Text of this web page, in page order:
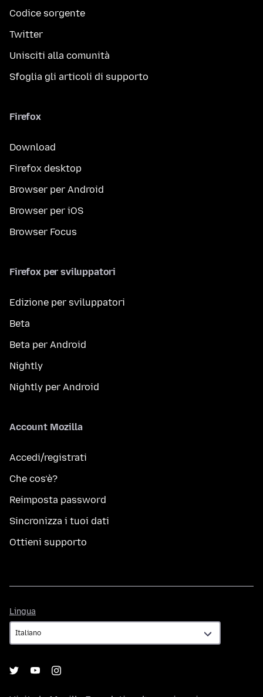
Codice sorgente
Twitter
Unisciti alla comunità
Sfoglia gli articoli di supporto
Firefox
Download
Firefox desktop
Browser per Android
Browser per iOS
Browser Focus
Firefox per sviluppatori
Edizione per sviluppatori
Beta
Beta per Android
Nightly
Nightly per Android
Account Mozilla
Accedi/registrati
Che cos’è?
Reimposta password
Sincronizza i tuoi dati
Ottieni supporto
Lingua